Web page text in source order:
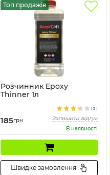
Топ продажів
Розчинник Epoxy
Thinner 1л
185грн
( 3 )
Залишити відгук
В наявності
Швидке замовлення